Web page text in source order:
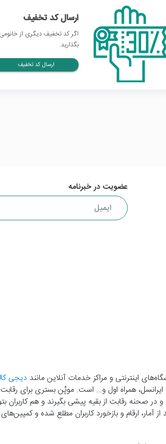
ارسال کد تخفیف
اگر کد تخفیف دیگری از
بگذارید.
ارسال کد تخفیف
عضویت در خبرنامه
اینترنتی و مراکز خدمات آنلاین مانند دیجی
ایرانسل، همراه اول و... است. موپُن بستری برای
صحنه رقابت از بقیه پیشی بگیرند و هم کاربران
ارقام و بازخورد کاربران مطلع شده و